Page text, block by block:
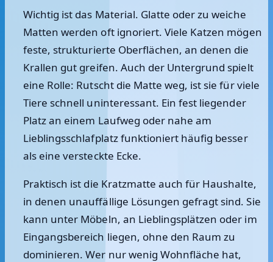
Wichtig ist das Material. Glatte oder zu weiche
Matten werden oft ignoriert. Viele Katzen mögen
feste, strukturierte Oberflächen, an denen die
Krallen gut greifen. Auch der Untergrund spielt
eine Rolle: Rutscht die Matte weg, ist sie für viele
Tiere schnell uninteressant. Ein fest liegender
Platz an einem Laufweg oder nahe am
Lieblingsschlafplatz funktioniert häufig besser
als eine versteckte Ecke.
Praktisch ist die Kratzmatte auch für Haushalte,
in denen unauffällige Lösungen gefragt sind. Sie
kann unter Möbeln, an Lieblingsplätzen oder im
Eingangsbereich liegen, ohne den Raum zu
dominieren. Wer nur wenig Wohnfläche hat,